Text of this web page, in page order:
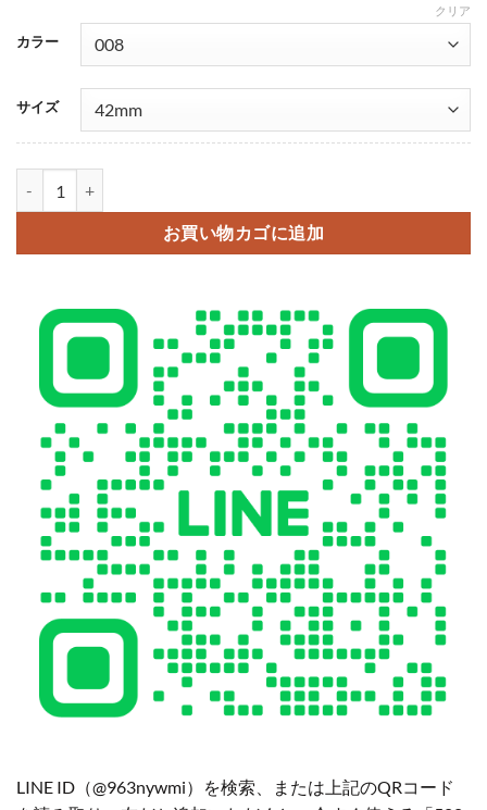
カラー
サイズ
クリア
お買い物カゴに追加
LINE ID（@963nywmi）を検索、または上記のQRコード